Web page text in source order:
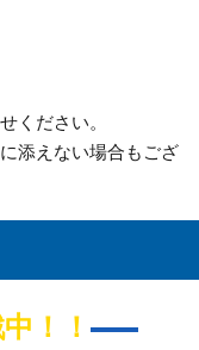
ください。
添えない場合もござ
！！